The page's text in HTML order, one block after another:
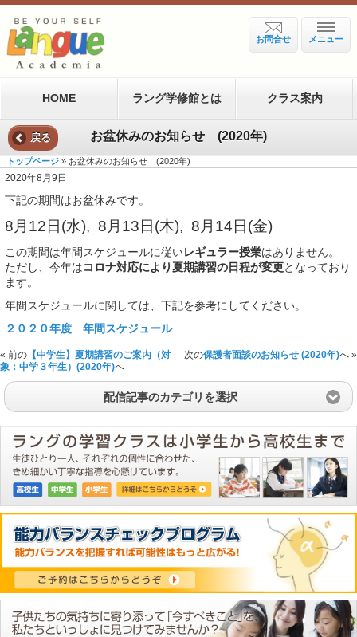
メニュー
お問合せ
HOME ラング学修館とは クラス案内
戻る お盆休みのお知らせ (2020年)
トップページ » お盆休みのお知らせ (2020年)
2020年8月9日
下記の期間はお盆休みです。
8月12日(水), 8月13日(木), 8月14日(金)
この期間は年間スケジュールに従いレギュラー授業はありません。
ただし、今年はコロナ対応により夏期講習の日程が変更となっており
ます。
年間スケジュールに関しては、下記を参考にしてください。
２０２０年度 年間スケジュール
« 前の 【中学生】夏期講習のご案内（対
象：中学３年生）(2020年)へ
次の保護者面談のお知らせ (2020年)へ »
配信記事のカテゴリを選択